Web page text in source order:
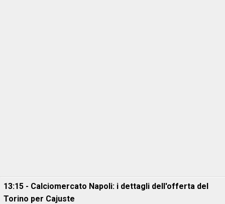
13:15 - Calciomercato Napoli: i dettagli dell'offerta del
Torino per Cajuste